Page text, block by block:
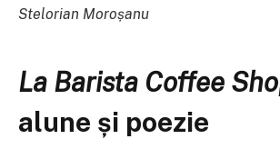
Stelorian Moroșanu
La Barista Coffee
alune și poezie